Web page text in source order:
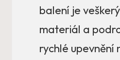
balení je
materiál a
rychlé upevnění